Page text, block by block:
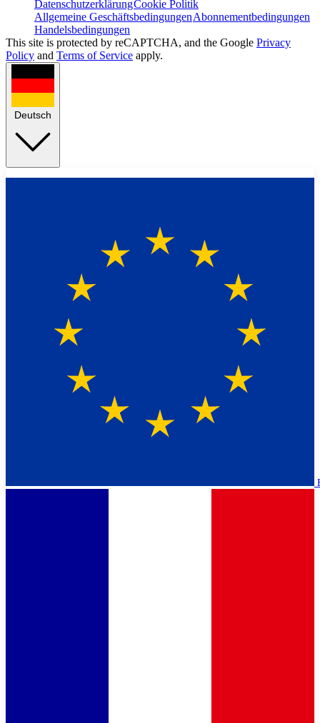
DatenschutzerklärungCookie Politik
Allgemeine GeschäftsbedingungenAbonnementbedingungen
Handelsbedingungen
This site is protected by reCAPTCHA, and the Google Privacy
Policy and Terms of Service apply.
Deutsch